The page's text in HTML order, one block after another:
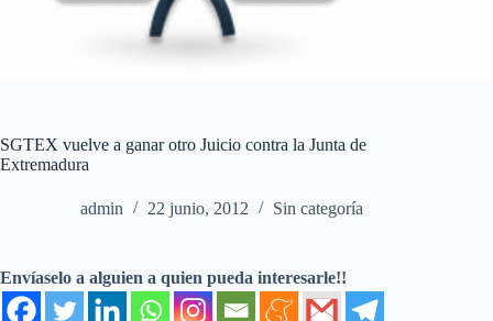
SGTEX vuelve a ganar otro Juicio contra la Junta de
Extremadura
admin 22 junio, 2012 Sin categoría
Envíaselo a alguien a quien pueda interesarle!!